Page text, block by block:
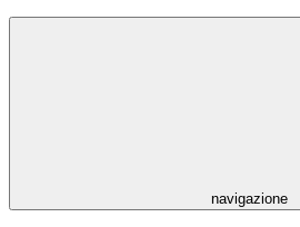
navigazione